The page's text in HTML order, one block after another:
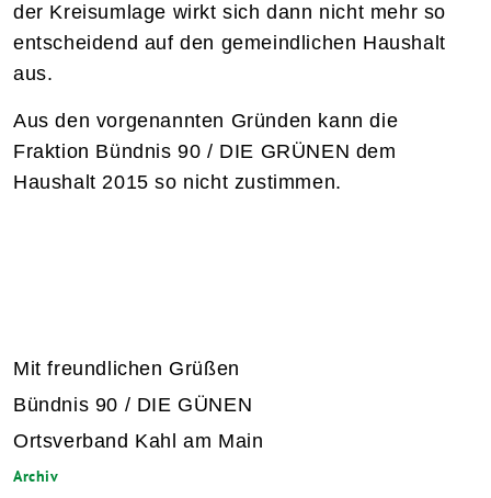
der Kreisumlage wirkt sich dann nicht mehr so
entscheidend auf den gemeindlichen Haushalt
aus.
Aus den vorgenannten Gründen kann die
Fraktion Bündnis 90 / DIE GRÜNEN dem
Haushalt 2015 so nicht zustimmen.
Mit freundlichen Grüßen
Bündnis 90 / DIE GÜNEN
Ortsverband Kahl am Main
Archiv